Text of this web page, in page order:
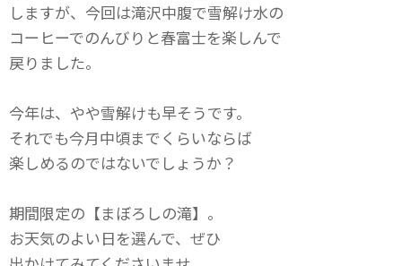
しますが、今回は滝沢中腹で雪解け水の
コーヒーでのんびりと春富士を楽しんで
戻りました。
今年は、やや雪解けも早そうです。
それでも今月中頃までくらいならば
楽しめるのではないでしょうか？
期間限定の【まぼろしの滝】。
お天気のよい日を選んで、ぜひ